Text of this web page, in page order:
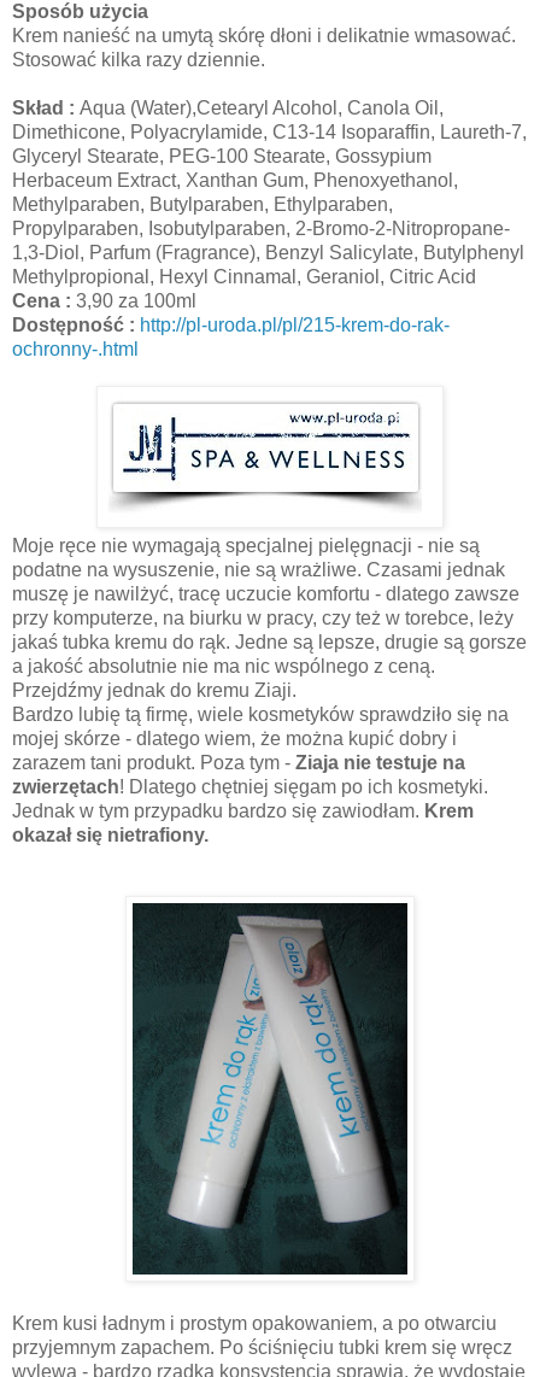
Sposób użycia
Krem nanieść na umytą skórę dłoni i delikatnie wmasować.
Stosować kilka razy dziennie.
Skład : Aqua (Water),Cetearyl Alcohol, Canola Oil,
Dimethicone, Polyacrylamide, C13-14 Isoparaffin, Laureth-7,
Glyceryl Stearate, PEG-100 Stearate, Gossypium
Herbaceum Extract, Xanthan Gum, Phenoxyethanol,
Methylparaben, Butylparaben, Ethylparaben,
Propylparaben, Isobutylparaben, 2-Bromo-2-Nitropropane-
1,3-Diol, Parfum (Fragrance), Benzyl Salicylate, Butylphenyl
Methylpropional, Hexyl Cinnamal, Geraniol, Citric Acid
Cena : 3,90 za 100ml
Dostępność : http://pl-uroda.pl/pl/215-krem-do-rak-
ochronny-.html
Moje ręce nie wymagają specjalnej pielęgnacji - nie są
podatne na wysuszenie, nie są wrażliwe. Czasami jednak
muszę je nawilżyć, tracę uczucie komfortu - dlatego zawsze
przy komputerze, na biurku w pracy, czy też w torebce, leży
jakaś tubka kremu do rąk. Jedne są lepsze, drugie są gorsze
a jakość absolutnie nie ma nic wspólnego z ceną.
Przejdźmy jednak do kremu Ziaji.
Bardzo lubię tą firmę, wiele kosmetyków sprawdziło się na
mojej skórze - dlatego wiem, że można kupić dobry i
zarazem tani produkt. Poza tym - Ziaja nie testuje na
zwierzętach! Dlatego chętniej sięgam po ich kosmetyki.
Jednak w tym przypadku bardzo się zawiodłam. Krem
okazał się nietrafiony.
Krem kusi ładnym i prostym opakowaniem, a po otwarciu
przyjemnym zapachem. Po ściśnięciu tubki krem się wręcz
wylewa - bardzo rzadka konsystencja sprawia, że wydostaje